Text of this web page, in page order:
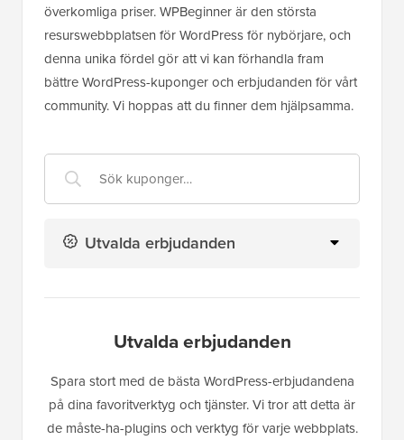
överkomliga priser. WPBeginner är den största
resurswebbplatsen för WordPress för nybörjare, och
denna unika fördel gör att vi kan förhandla fram
bättre WordPress-kuponger och erbjudanden för vårt
community. Vi hoppas att du finner dem hjälpsamma.
Utvalda erbjudanden
Utvalda erbjudanden
Spara stort med de bästa WordPress-erbjudandena
på dina favoritverktyg och tjänster. Vi tror att detta är
de måste-ha-plugins och verktyg för varje webbplats.